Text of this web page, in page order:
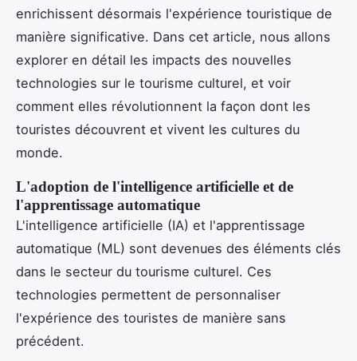
enrichissent désormais l'expérience touristique de
manière significative. Dans cet article, nous allons
explorer en détail les impacts des nouvelles
technologies sur le tourisme culturel, et voir
comment elles révolutionnent la façon dont les
touristes découvrent et vivent les cultures du
monde.
L'adoption de l'intelligence artificielle et de
l'apprentissage automatique
L'intelligence artificielle (IA) et l'apprentissage
automatique (ML) sont devenues des éléments clés
dans le secteur du tourisme culturel. Ces
technologies permettent de personnaliser
l'expérience des touristes de manière sans
précédent.